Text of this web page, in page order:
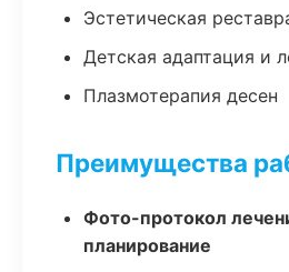
Эстетическая
Детская адаптация и
Плазмотерапия десен
Преимущества
Фото-протокол
планирование